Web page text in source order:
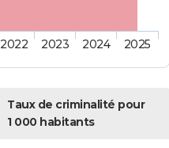
2022 2023 2024 2025
Taux de criminalité pour
1 000 habitants